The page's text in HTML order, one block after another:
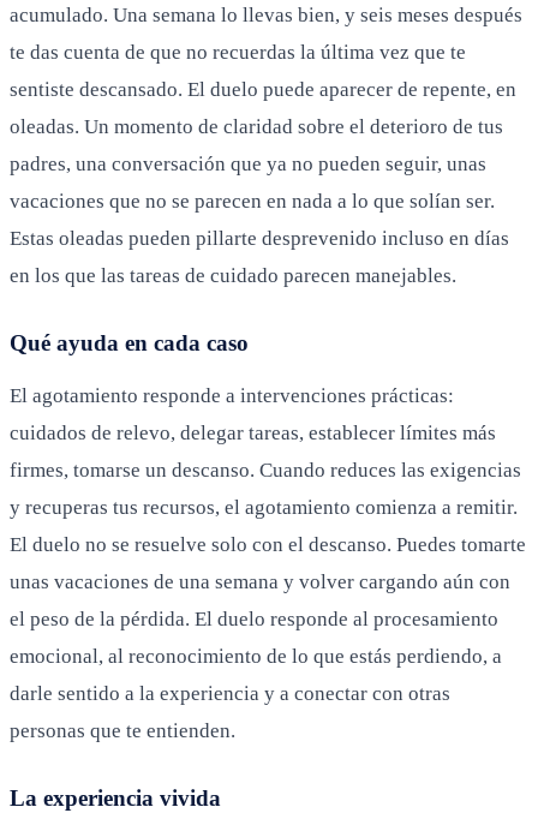
acumulado. Una semana lo llevas bien, y seis meses después
te das cuenta de que no recuerdas la última vez que te
sentiste descansado. El duelo puede aparecer de repente, en
oleadas. Un momento de claridad sobre el deterioro de tus
padres, una conversación que ya no pueden seguir, unas
vacaciones que no se parecen en nada a lo que solían ser.
Estas oleadas pueden pillarte desprevenido incluso en días
en los que las tareas de cuidado parecen manejables.
Qué ayuda en cada caso
El agotamiento responde a intervenciones prácticas:
cuidados de relevo, delegar tareas, establecer límites más
firmes, tomarse un descanso. Cuando reduces las exigencias
y recuperas tus recursos, el agotamiento comienza a remitir.
El duelo no se resuelve solo con el descanso. Puedes tomarte
unas vacaciones de una semana y volver cargando aún con
el peso de la pérdida. El duelo responde al procesamiento
emocional, al reconocimiento de lo que estás perdiendo, a
darle sentido a la experiencia y a conectar con otras
personas que te entienden.
La experiencia vivida